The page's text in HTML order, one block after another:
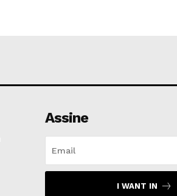
Assine
I WANT IN